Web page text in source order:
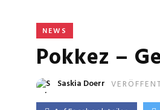
NEWS
Pokkez –
Saskia Doerr